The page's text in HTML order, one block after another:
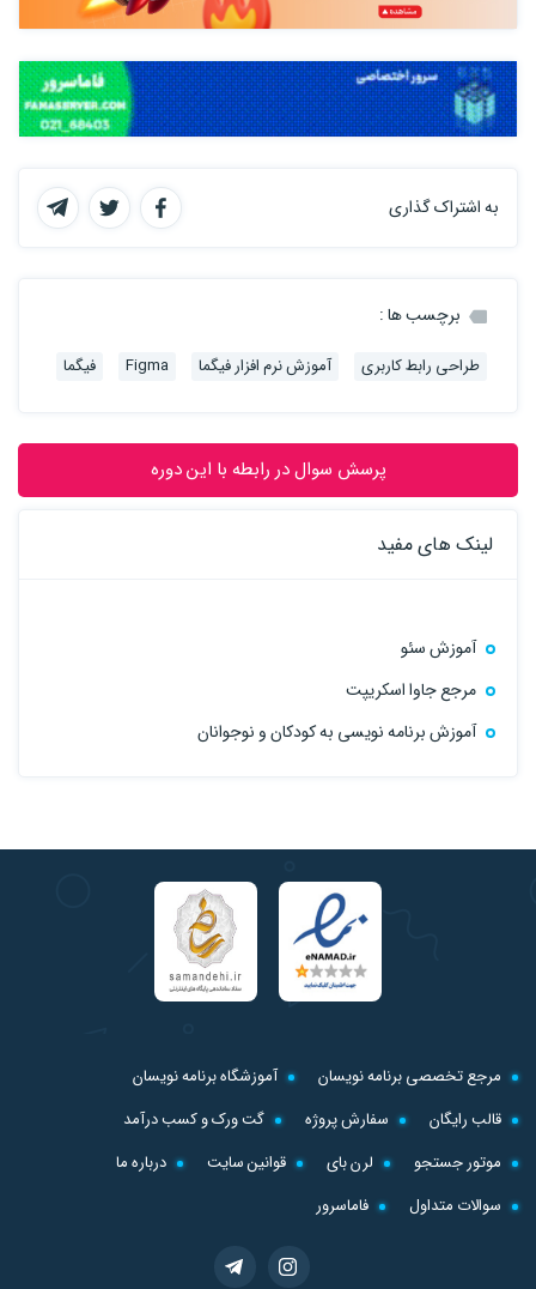
به اشتراک گذاری
برچسب ها :
طراحی رابط کاربری آموزش نرم افزار فیگما Figma فیگما
پرسش سوال در رابطه با این دوره
لینک های مفید
آموزش سئو
مرجع جاوا اسکریپت
آموزش برنامه نویسی به کودکان و نوجوانان
مرجع تخصصی برنامه نویسان
آموزشگاه برنامه نویسان
قالب رایگان
سفارش پروژه
گت ورک و کسب درآمد
موتور جستجو
لرن بای قوانین سایت
درباره ما
سوالات متداول
فاماسرور